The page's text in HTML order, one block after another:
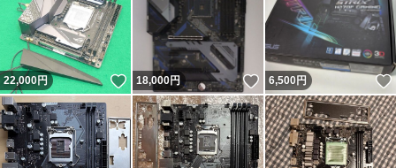
大きさや、重さによって送れないものもありますので、ご
不明な場合は質問メールお願いいたします
書籍関係以外の品物
● ゆうパック
● ヤマト運輸
22,000円 いいね！
18,000円 いいね！
6,500円